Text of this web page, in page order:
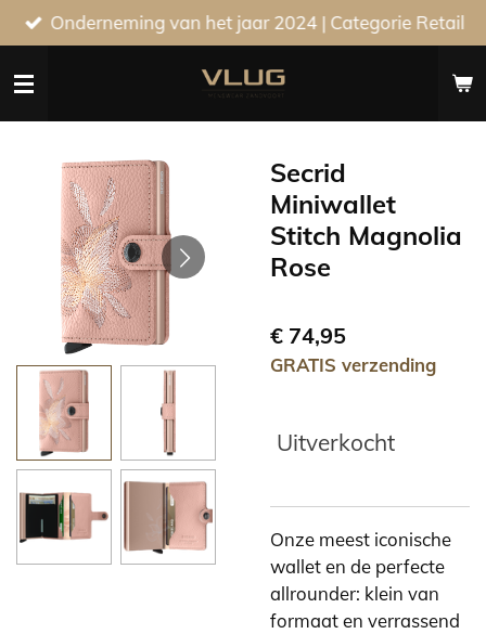
Ga
direct
naar
Onderneming van het jaar 2024 | Categorie Retail
Secrid
Miniwallet
Stitch Magnolia
Rose
€ 74,95
GRATIS verzending
Uitverkocht
Onze meest iconische
wallet en de perfecte
allrounder: klein van
formaat en verrassend